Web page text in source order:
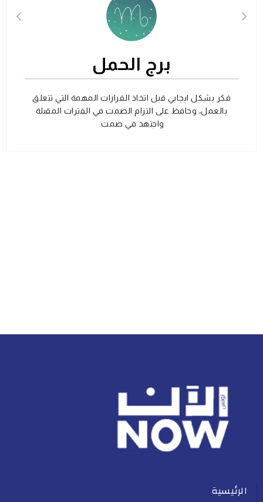
برج الحمل
فكر بشكل ايجابي قبل اتخاذ القرارات المهمة التي تتعلق
بالعمل، وحافظ على التزام الصمت في الفترات المقبلة
واجتهد في صمت.
الرئيسية